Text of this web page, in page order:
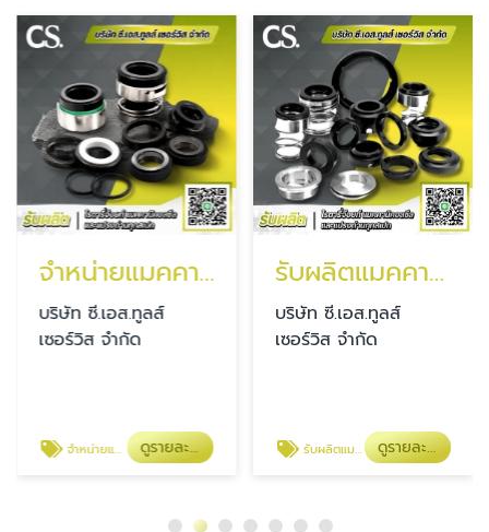
จำหน่ายแมคคานิคอลซีล
บริษัท ซี.เอส.ทูลส์
เซอร์วิส จำกัด
จำหน่ายแมคคานิคอลซีลสำหรับอุตสาหกรรม ดูรายละเอียด
รับผลิตแมคคานิคอลซีล Mechanical Seal
บริษัท ซี.เอส.ทูลส์
เซอร์วิส จำกัด
รับผลิตแมคคานิคอลซีล Mechanical Seal ดูรายละเอียด